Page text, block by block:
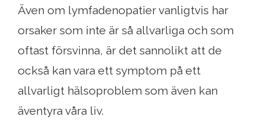
Även om lymfadenopatier vanligtvis har
orsaker som inte är så allvarliga och som
oftast försvinna, är det sannolikt att de
också kan vara ett symptom på ett
allvarligt hälsoproblem som även kan
äventyra våra liv.